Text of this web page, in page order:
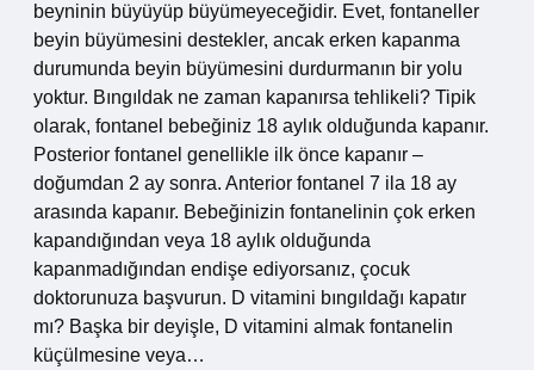
beyninin büyüyüp büyümeyeceğidir. Evet, fontaneller
beyin büyümesini destekler, ancak erken kapanma
durumunda beyin büyümesini durdurmanın bir yolu
yoktur. Bıngıldak ne zaman kapanırsa tehlikeli? Tipik
olarak, fontanel bebeğiniz 18 aylık olduğunda kapanır.
Posterior fontanel genellikle ilk önce kapanır –
doğumdan 2 ay sonra. Anterior fontanel 7 ila 18 ay
arasında kapanır. Bebeğinizin fontanelinin çok erken
kapandığından veya 18 aylık olduğunda
kapanmadığından endişe ediyorsanız, çocuk
doktorunuza başvurun. D vitamini bıngıldağı kapatır
mı? Başka bir deyişle, D vitamini almak fontanelin
küçülmesine veya…